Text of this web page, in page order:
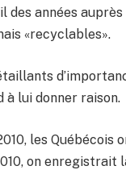
des années
«recyclables».
à lui donner raison.
les
on enregistrait